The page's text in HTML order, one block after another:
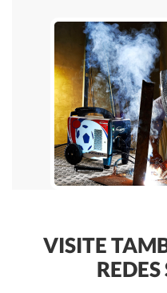
VISITE